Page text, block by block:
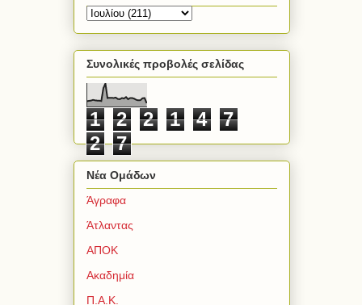
Συνολικές προβολές σελίδας
1 2 2 1 4
7
2
7
Νέα Ομάδων
Άγραφα
Άτλαντας
ΑΠΟΚ
Ακαδημία
Π.Α.Κ.